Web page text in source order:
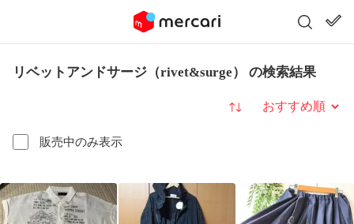
リベットアンドサージ（rivet&surge） の検索結果
販売中のみ表示
並び替え